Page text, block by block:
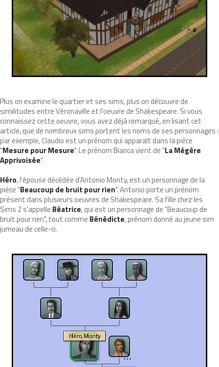
Plus on examine le quartier et ses sims, plus on découvre de
similitudes entre Véronaville et l'oeuvre de Shakespeare. Si vous
connaissez cette oeuvre, vous avez déjà remarqué, en lisant cet
article, que de nombreux sims portent les noms de ses personnages :
par exemple, Claudio est un prénom qui apparaît dans la pièce
"Mesure pour Mesure". Le prénom Bianca vient de "La Mégère
Apprivoisée".
Héro, l'épouse décédée d'Antonio Monty, est un personnage de la
pièce "Beaucoup de bruit pour rien". Antonio porte un prénom
présent dans plusieurs oeuvres de Shakespeare. Sa fille chez les
Sims 2 s'appelle Béatrice, qui est un personnage de "Beaucoup de
bruit pour rien", tout comme Bénédicte, prénom donné au jeune sim
jumeau de celle-ci.